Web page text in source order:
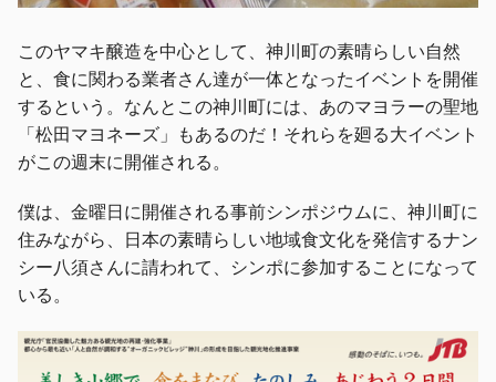
このヤマキ醸造を中心として、神川町の素晴らしい自然
と、食に関わる業者さん達が一体となったイベントを開催
するという。なんとこの神川町には、あのマヨラーの聖地
「松田マヨネーズ」もあるのだ！それらを廻る大イベント
がこの週末に開催される。
僕は、金曜日に開催される事前シンポジウムに、神川町に
住みながら、日本の素晴らしい地域食文化を発信するナン
シー八須さんに請われて、シンポに参加することになって
いる。